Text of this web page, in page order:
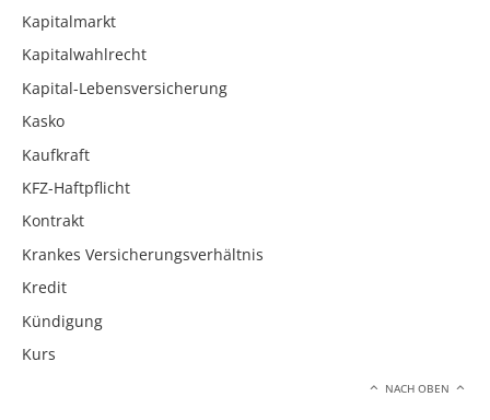
Kapitalmarkt
Kapitalwahlrecht
Kapital-Lebensversicherung
Kasko
Kaufkraft
KFZ-Haftpflicht
Kontrakt
Krankes Versicherungsverhältnis
Kredit
Kündigung
Kurs
NACH OBEN